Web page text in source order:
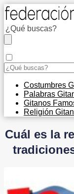
Costumbres
Palabras
Gitanos
Religión
Cuál es la